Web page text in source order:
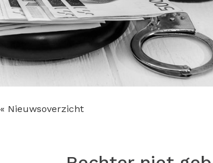
« Nieuwsoverzicht